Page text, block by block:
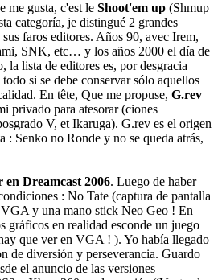
me gusta, c'est le Shoot'em up (Shmup
categoría, je distingué 2 grandes
faros editores. Años 90, avec Irem,
SNK, etc… y los años 2000 el día de
la lista de editores es, por desgracia
si se debe conservar sólo aquellos
En tête, Que me propuse, G.rev
privado para atesorar (ciones
V, et Ikaruga). G.rev es el origen
: Senko no Ronde y no se queda atrás,
en Dreamcast 2006. Luego de haber
: No Tate (captura de pantalla
y una mano stick Neo Geo ! En
gráficos en realidad esconde un juego
que ver en VGA ! ). Yo había llegado
de diversión y perseverancia. Guardo
el anuncio de las versiones